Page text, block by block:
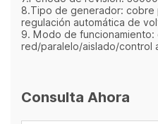
8.Tipo de generador: cobre
regulación automática de
9. Modo de
red/paralelo/aislado/control
Consulta Ahora